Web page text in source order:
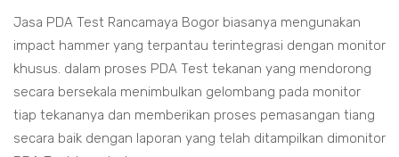
Jasa PDA Test Rancamaya Bogor biasanya mengunakan
impact hammer yang terpantau terintegrasi dengan monitor
khusus. dalam proses PDA Test tekanan yang mendorong
secara bersekala menimbulkan gelombang pada monitor
tiap tekananya dan memberikan proses pemasangan tiang
secara baik dengan laporan yang telah ditampilkan dimonitor